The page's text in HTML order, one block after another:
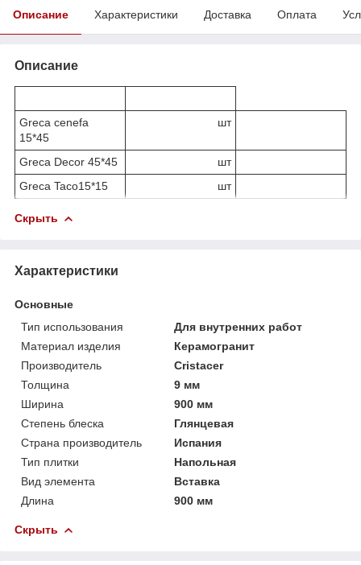
Описание Характеристики Доставка Оплата
Описание
Greca cenefa
15*45
шт
Greca Decor 45*45
шт
Greca Taco15*15
шт
Скрыть
Характеристики
Основные
Тип использования
Для внутренних работ
Материал изделия
Керамогранит
Производитель
Cristacer
Толщина
9 мм
Ширина
900 мм
Степень блеска
Глянцевая
Страна производитель
Испания
Тип плитки
Напольная
Вид элемента
Вставка
Длина
900 мм
Скрыть